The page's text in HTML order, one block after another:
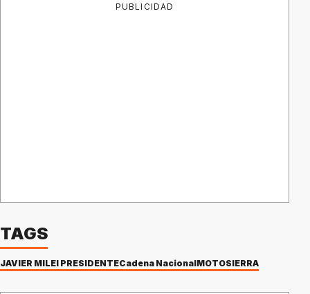
PUBLICIDAD
TAGS
JAVIER MILEI PRESIDENTECadena NacionalMOTOSIERRA